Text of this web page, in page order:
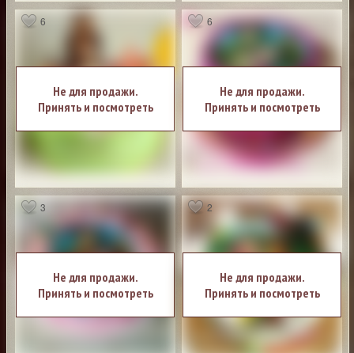
6
Не для продажи.
Принять и посмотреть
6
Не для продажи.
Принять и посмотреть
3
Не для продажи.
Принять и посмотреть
2
Не для продажи.
Принять и посмотреть